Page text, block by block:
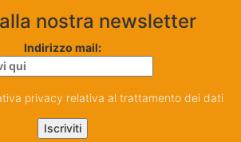
nostra newsletter
Indirizzo mail:
privacy relativa al trattamento dei dati